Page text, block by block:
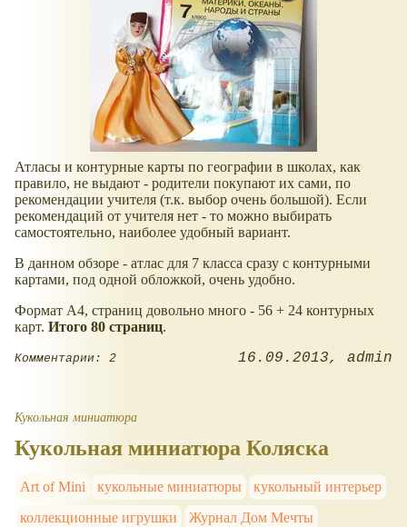
Атласы и контурные карты по географии в школах, как
правило, не выдают - родители покупают их сами, по
рекомендации учителя (т.к. выбор очень большой). Если
рекомендаций от учителя нет - то можно выбирать
самостоятельно, наиболее удобный вариант.
В данном обзоре - атлас для 7 класса сразу с контурными
картами, под одной обложкой, очень удобно.
Формат А4, страниц довольно много - 56 + 24 контурных
карт. Итого 80 страниц.
Комментарии: 2 16.09.2013 admin
Кукольная миниатюра
Кукольная миниатюра Коляска
Art of Mini кукольные миниатюры
кукольный интерьер
коллекционные игрушки
Журнал Дом Мечты